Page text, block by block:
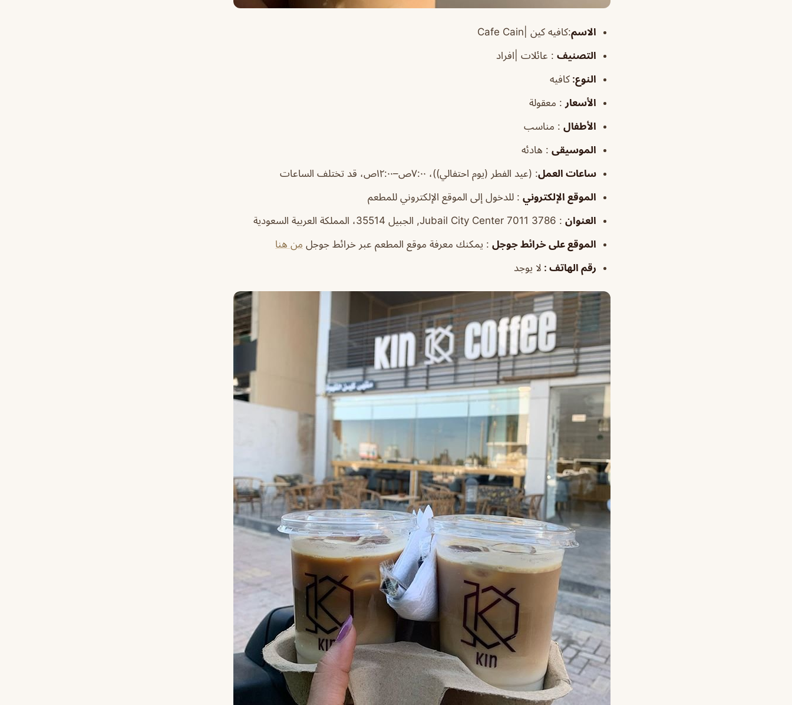
الاسم:كافيه كين | Cafe Cain
التصنيف : عائلات |افراد
النوع: كافيه
الأسعار : معقولة
الأطفال : مناسب
الموسيقى : هادئه
ساعات العمل: (عيد الفطر (يوم احتفالي))، ٧:٠٠ص–١٢:٠٠ص، قد تختلف الساعات
الموقع الإلكتروني : للدخول إلى الموقع الإلكتروني للمطعم
العنوان : 3786 Jubail City Center 7011, الجبيل 35514، المملكة العربية السعودية
الموقع على خرائط جوجل : يمكنك معرفة موقع المطعم عبر خرائط جوجل من هنا
رقم الهاتف : لا يوجد